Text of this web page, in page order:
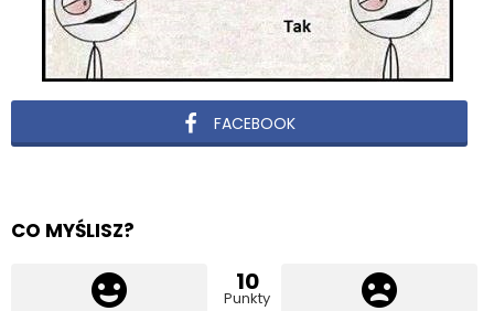
FACEBOOK
CO MYŚLISZ?
10
Punkty